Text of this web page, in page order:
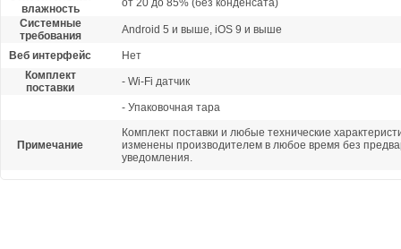
влажность
от 20 до 85% (без конденсата)
Системные
требования
Android 5 и выше, iOS 9 и выше
Веб интерфейс
Нет
Комплект
поставки
- Wi-Fi датчик
- Упаковочная тара
Примечание
Комплект поставки и любые технические
изменены производителем в любое время без
уведомления.